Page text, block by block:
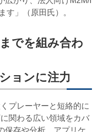
す」（原田氏）。
でを組み合わ
ョンに注力
プレーヤーと短絡的に
関わる広い領域をカバ
保存や分析、アプリケ